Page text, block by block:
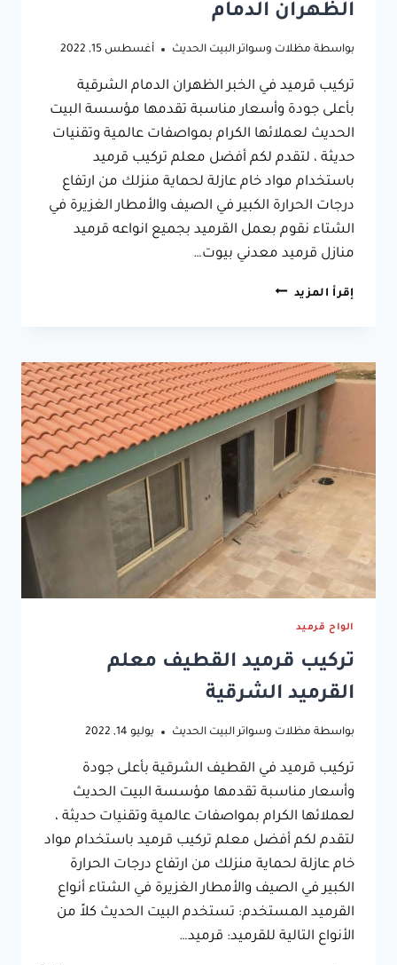
الظهران الدمام
بواسطة مظلات وسواتر البيت الحديث أغسطس 15, 2022
تركيب قرميد في الخبر الظهران الدمام الشرقية
بأعلى جودة وأسعار مناسبة تقدمها مؤسسة البيت
الحديث لعملائها الكرام بمواصفات عالمية وتقنيات
حديثة ، لتقدم لكم أفضل معلم تركيب قرميد
باستخدام مواد خام عازلة لحماية منزلك من ارتفاع
درجات الحرارة الكبير في الصيف والأمطار الغزيرة في
الشتاء نقوم بعمل القرميد بجميع انواعه قرميد
منازل قرميد معدني بيوت…
إقرأ المزيد تركيب
الظهران
الدمام
الواح قرميد
تركيب قرميد القطيف معلم
القرميد الشرقية
بواسطة مظلات وسواتر البيت الحديث يوليو 14, 2022
تركيب قرميد في القطيف الشرقية بأعلى جودة
وأسعار مناسبة تقدمها مؤسسة البيت الحديث
لعملائها الكرام بمواصفات عالمية وتقنيات حديثة ،
لتقدم لكم أفضل معلم تركيب قرميد باستخدام مواد
خام عازلة لحماية منزلك من ارتفاع درجات الحرارة
الكبير في الصيف والأمطار الغزيرة في الشتاء أنواع
القرميد المستخدم: تستخدم البيت الحديث كلاً من
الأنواع التالية للقرميد: قرميد…